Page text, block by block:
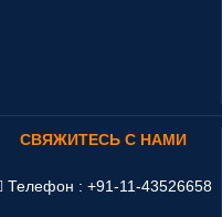
СВЯЖИТЕСЬ С НАМИ
Телефон : +91-11-43526658